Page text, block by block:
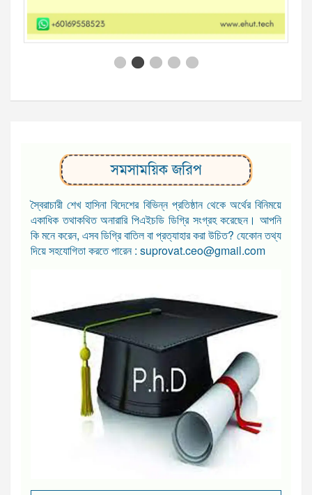
সমসাময়িক জরিপ
স্বৈরাচারী শেখ হাসিনা বিদেশের বিভিন্ন প্রতিষ্ঠান থেকে অর্থের বিনিময়ে
একাধিক তথাকথিত অনারারি পিএইচডি ডিগ্রি সংগ্রহ করেছেন। আপনি
কি মনে করেন, এসব ডিগ্রি বাতিল বা প্রত্যাহার করা উচিত? যেকোন তথ্য
দিয়ে সহযোগিতা করতে পারেন : suprovat.ceo@gmail.com